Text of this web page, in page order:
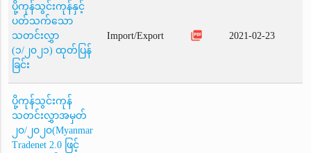
ပို့ကုန်သွင်းကုန်နှင့်
ပတ်သက်သော
သတင်းလွှာ
(၁/၂၀၂၁) ထုတ်ပြန်
ခြင်း
Import/Export picture_as_pdf 2021-02-23
ပို့ကုန်သွင်းကုန်
သတင်းလွှာအမှတ်
၂၀/၂၀၂၀(Myanmar
Tradenet 2.0 ဖြင့်